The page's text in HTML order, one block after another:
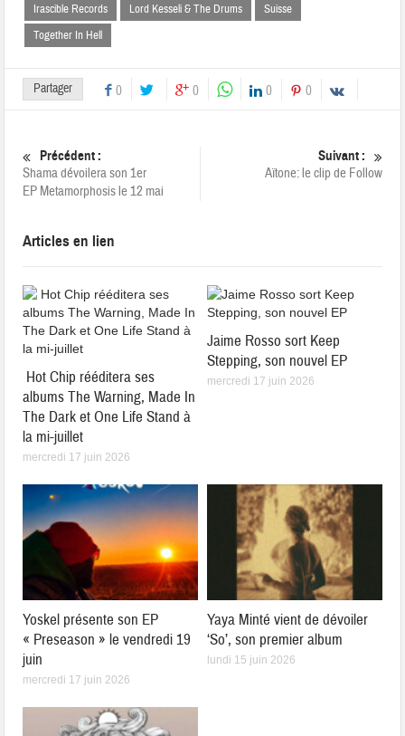
Irascible Records Lord Kesseli & The Drums
Suisse
Together In Hell
Partager 0 0 0 0
Précédent :
Shama dévoilera son 1er
EP Metamorphosis le 12 mai
Suivant :
Aïtone: le clip de Follow
Articles en lien
Hot Chip rééditera ses
albums The Warning, Made In
The Dark et One Life Stand à
la mi-juillet
mercredi 17 juin 2026
Jaime Rosso sort Keep
Stepping, son nouvel EP
mercredi 17 juin 2026
Yoskel présente son EP
« Preseason » le vendredi 19
juin
mercredi 17 juin 2026
Yaya Minté vient de dévoiler
‘So’, son premier album
lundi 15 juin 2026